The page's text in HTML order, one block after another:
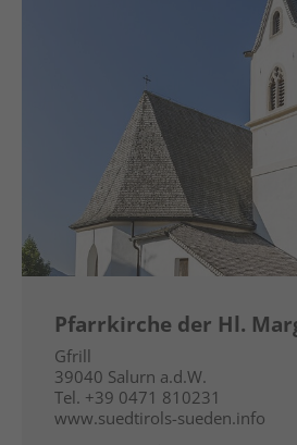
Pfarrkirche der Hl.
Gfrill
39040 Salurn a.d.W.
Tel. +39 0471 810231
www.suedtirols-sueden.info